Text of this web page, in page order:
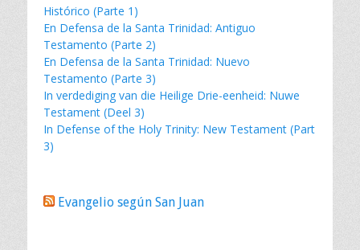
Histórico (Parte 1)
En Defensa de la Santa Trinidad: Antiguo
Testamento (Parte 2)
En Defensa de la Santa Trinidad: Nuevo
Testamento (Parte 3)
In verdediging van die Heilige Drie-eenheid: Nuwe
Testament (Deel 3)
In Defense of the Holy Trinity: New Testament (Part
3)
Evangelio según San Juan